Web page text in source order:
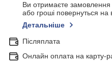
Ви отримаєте замовлення
або гроші повернуться на
Детальніше
Післяплата
Онлайн оплата на карту-